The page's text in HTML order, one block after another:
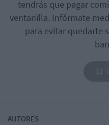
tendrás que pagar
ventanilla. Infórmate
para evitar quedarte
AUTORES